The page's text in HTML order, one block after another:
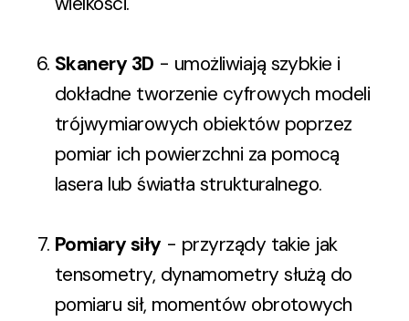
Skanery 3D - umożliwiają szybkie i
dokładne tworzenie cyfrowych modeli
trójwymiarowych obiektów poprzez
pomiar ich powierzchni za pomocą
lasera lub światła strukturalnego.
Pomiary siły - przyrządy takie jak
tensometry, dynamometry służą do
pomiaru sił, momentów obrotowych